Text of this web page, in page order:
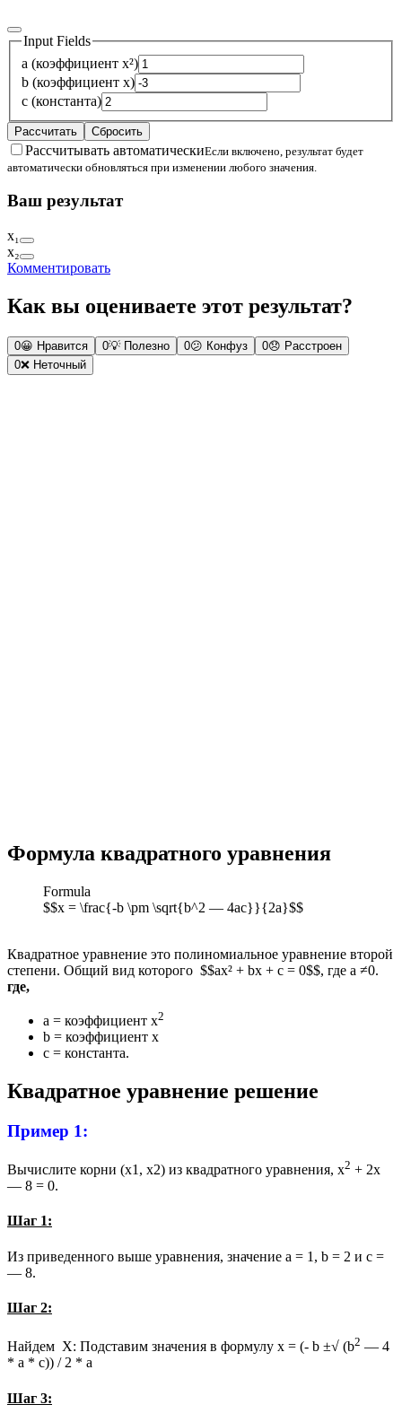
Input Fields
a (коэффициент x²)
b (коэффициент x)
c (константа)
Рассчитать Сбросить
Рассчитывать автоматическиЕсли включено, результат будет
автоматически обновляться при изменении любого значения.
Ваш результат
x₁
x₂
Комментировать
Как вы оцениваете этот результат?
0😀 Нравится 0💡 Полезно 0😕 Конфуз 0😞 Расстроен
0❌ Неточный
Формула квадратного уравнения
Formula
$$x = \frac{-b \pm \sqrt{b^2 — 4ac}}{2a}$$
Квадратное уравнение это полиномиальное уравнение второй
степени. Общий вид которого $$ax² + bx + c = 0$$, где a ≠0.
где,
a = коэффициент x2
b = коэффициент x
c = константа.
Квадратное уравнение решение
Пример 1:
Вычислите корни (x1, x2) из квадратного уравнения, x2 + 2x
— 8 = 0.
Шаг 1:
Из приведенного выше уравнения, значение a = 1, b = 2 и c =
— 8.
Шаг 2:
Найдем X: Подставим значения в формулу x = (- b ±√ (b2 — 4
* a * c)) / 2 * a
Шаг 3: